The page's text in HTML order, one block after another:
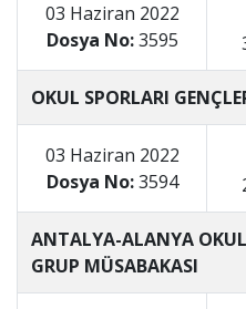
03 Haziran 2022
Dosya No:3595
OKUL SPORLARI
03 Haziran 2022
Dosya No:3594
ANTALYA-ALANYA
GRUP MÜSABAKASI